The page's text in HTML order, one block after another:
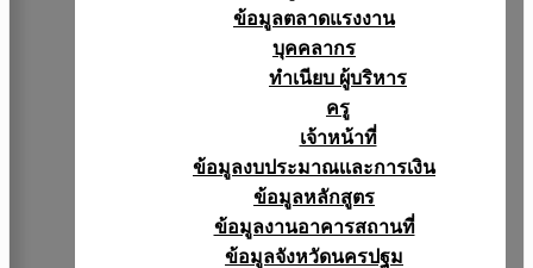
ข้อมูลตลาดแรงงาน
บุคคลากร
ทำเนียบ ผู้บริหาร
ครู
เจ้าหน้าที่
ข้อมูลงบประมาณเเละการเงิน
ข้อมูลหลักสูตร
ข้อมูลงานอาคารสถานที่
ข้อมูลจังหวัดนครปฐม